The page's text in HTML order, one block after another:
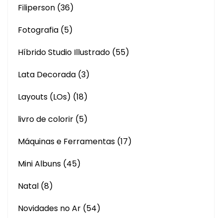
Filiperson (36)
Fotografia (5)
Híbrido Studio Illustrado (55)
Lata Decorada (3)
Layouts (LOs) (18)
livro de colorir (5)
Máquinas e Ferramentas (17)
Mini Albuns (45)
Natal (8)
Novidades no Ar (54)